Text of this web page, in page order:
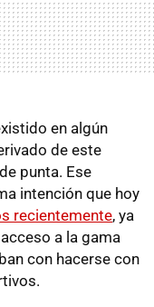
en algún
de este
punta. Ese
intención que hoy
recientemente, ya
a la gama
con hacerse con